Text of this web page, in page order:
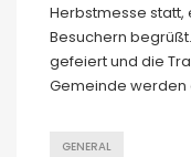
Herbstmesse statt,
Besuchern
gefeiert und die
Gemeinde werden
GENERAL